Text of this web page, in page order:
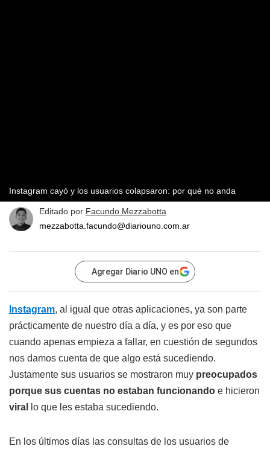
Instagram cayó y los usuarios colapsaron: por qué no anda
Editado por Facundo Mezzabotta
mezzabotta.facundo@diariouno.com.ar
Agregar Diario UNO en
Instagram, al igual que otras aplicaciones, ya son parte
prácticamente de nuestro día a día, y es por eso que
cuando apenas empieza a fallar, en cuestión de segundos
nos damos cuenta de que algo está sucediendo.
Justamente sus usuarios se mostraron muy preocupados
porque sus cuentas no estaban funcionando e hicieron
viral
lo que les estaba sucediendo.
En los últimos días las consultas de los usuarios de